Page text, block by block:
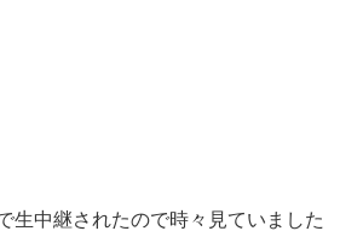
生中継されたので時々見ていました